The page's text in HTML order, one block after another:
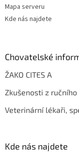
Mapa serveru
Kde nás najdete
Chovatelské
ŽAKO CITES A
Zkušenosti z
Veterinární lékaři,
Kde nás najdete